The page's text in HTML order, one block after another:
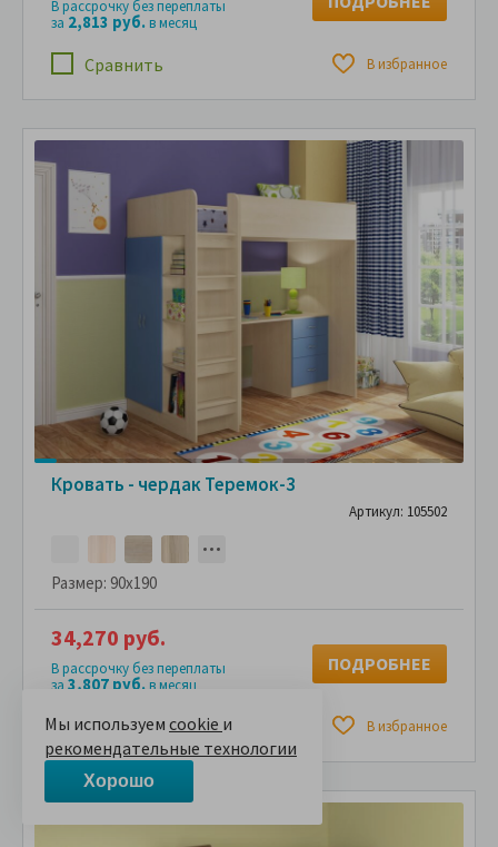
Сравнить В избранное
В рассрочку без переплаты
за 2,813 руб.в месяц
Кровать - чердак Теремок-3
Артикул: 105502
Размер: 90x190
Сравнить В избранное
34,270 руб.
В рассрочку без переплаты
за 3,807 руб.в месяц
ПОДРОБНЕЕ
Мы используем cookie и
рекомендательные технологии
Хорошо